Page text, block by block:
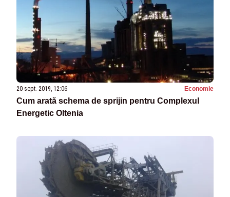
20 sept. 2019, 12:06 Economie
Cum arată schema de sprijin pentru Complexul
Energetic Oltenia